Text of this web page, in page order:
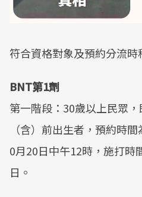
符合資格對象及預約分流時
BNT第1劑
第一階段：30歲以上民眾
（含）前出生者，預約時
0月20日中午12時，施打時
日。